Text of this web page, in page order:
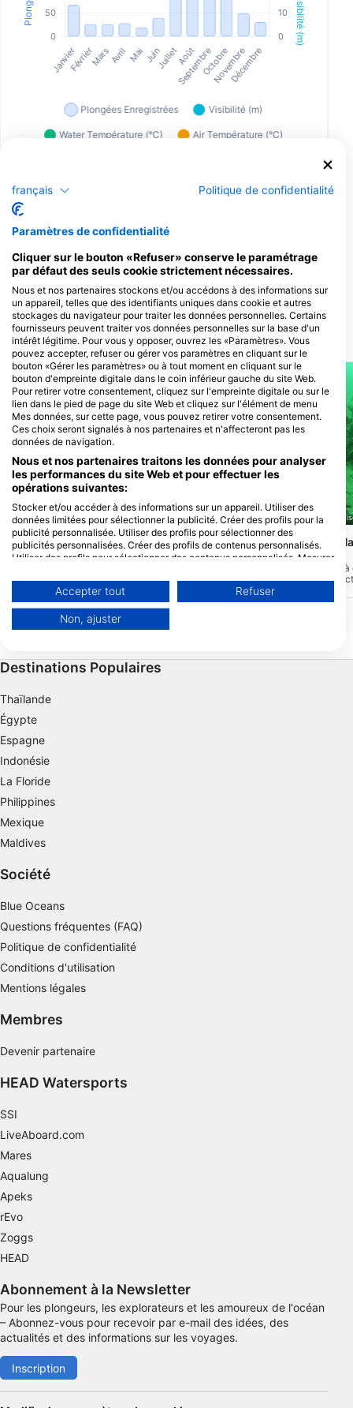
Centres de plongée desservant ce site
de plongée
TSA-Tauch Sport Akademie
Tannenstraße 1, 90762 Fürth,
Allemagne
SITES DE PLONGÉE À PROXIMITÉ
Giovanni Demmel, 85290 Geisenfeld-Zell
Walchensee, Einsiedlbucht
(★3.3)
cela ferait de travailler sur votre
ordinateur sous l'eau ? Ce site est équipé
d'une table de travail complète parmi
d'autres débris tels que des épaves plus
petites et d'autres déchets. L'accès est
Giovanni Demmel, 85290
Walchensee, Am
Käfer)(★3.6)
Sur la rive sud du lac,
après le péage en
vous trouverez l'entrée
grand parking. A 10 m
Destinations Populaires
Thaïlande
Égypte
Espagne
Indonésie
La Floride
Philippines
Mexique
Maldives
Société
Blue Oceans
Questions fréquentes (FAQ)
Politique de confidentialité
Conditions d'utilisation
Mentions légales
Membres
Devenir partenaire
HEAD Watersports
SSI
LiveAboard.com
Mares
Aqualung
Apeks
rEvo
Zoggs
HEAD
Abonnement à la Newsletter
Pour les plongeurs, les explorateurs et les amoureux de l'océan
– Abonnez-vous pour recevoir par e-mail des idées, des
actualités et des informations sur les voyages.
Inscription
français Politique de confidentialité
Paramètres de confidentialité
Cliquer sur le bouton «Refuser» conserve le paramétrage
par défaut des seuls cookie strictement nécessaires.
Nous et nos partenaires stockons et/ou accédons à des informations sur
un appareil, telles que des identifiants uniques dans cookie et autres
stockages du navigateur pour traiter les données personnelles. Certains
fournisseurs peuvent traiter vos données personnelles sur la base d'un
intérêt légitime. Pour vous y opposer, ouvrez les «Paramètres». Vous
pouvez accepter, refuser ou gérer vos paramètres en cliquant sur le
bouton «Gérer les paramètres» ou à tout moment en cliquant sur le
bouton d'empreinte digitale dans le coin inférieur gauche du site Web.
Pour retirer votre consentement, cliquez sur l'empreinte digitale ou sur le
lien dans le pied de page du site Web et cliquez sur l'élément de menu
Mes données, sur cette page, vous pouvez retirer votre consentement.
Ces choix seront signalés à nos partenaires et n'affecteront pas les
données de navigation.
Nous et nos partenaires traitons les données pour analyser
les performances du site Web et pour effectuer les
opérations suivantes:
Stocker et/ou accéder à des informations sur un appareil. Utiliser des
données limitées pour sélectionner la publicité. Créer des profils pour la
publicité personnalisée. Utiliser des profils pour sélectionner des
publicités personnalisées. Créer des profils de contenus personnalisés.
Utiliser des profils pour sélectionner des contenus personnalisés. Mesurer
Comprendre les publics par le biais de statistiques ou de combinaisons de
données provenant de différentes sources. Développer et améliorer les
services. Utiliser des données limitées pour sélectionner le contenu.
Vous trouverez de plus amples informations sur l'utilisation des données
envoyées aux États-Unis.
site Web/application.
Voir la liste des partenaires (1 IAB Vendors)
Stocker et/ou accéder à des informations sur
un appareil
Utiliser des données limitées pour
sélectionner la publicité
Créer des profils pour la publicité
personnalisée
Utiliser des profils pour sélectionner des
publicités personnalisées
Utiliser des profils pour sélectionner des
provenant de différentes sources
Développer et améliorer les services
Utiliser des données limitées pour
Caractéristiques spéciales de l'IAB :
Utiliser des données de géolocalisation
Identifier les appareils à partir des
informations demandées explicitement
Finalités de traitement non liées à l'IAB :
Nécessaire
Accepter tout Refuser
Non, ajuster